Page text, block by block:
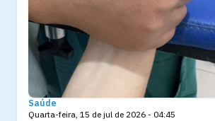
Saúde
Quarta-feira, 15 de jul de 2026 - 04:45